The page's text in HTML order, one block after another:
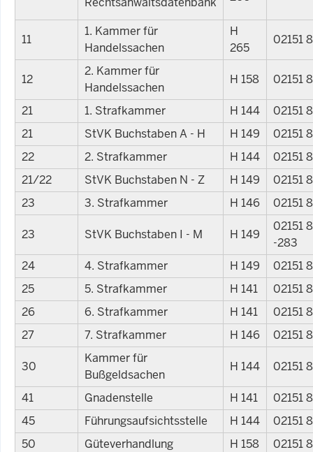
11
1. Kammer für
Handelssachen
H
265
02151
12
2. Kammer für
Handelssachen
H 158 02151
21 1. Strafkammer H 144
02151
21
StVK Buchstaben A - H H 149
02151
22
2. Strafkammer H 144
02151
21/22
StVK Buchstaben N - Z H 149
02151
23
3. Strafkammer H 146 02151
23 StVK Buchstaben I - M H 149
02151
-283
24
4. Strafkammer H 149
02151
25
5. Strafkammer H 141
02151
26
6. Strafkammer H 141
02151
27
7. Strafkammer H 146 02151
30
Kammer für
Bußgeldsachen
H 144 02151
41 Gnadenstelle H 141
02151
45
Führungsaufsichtsstelle H 144
02151
50
Güteverhandlung H 158
02151